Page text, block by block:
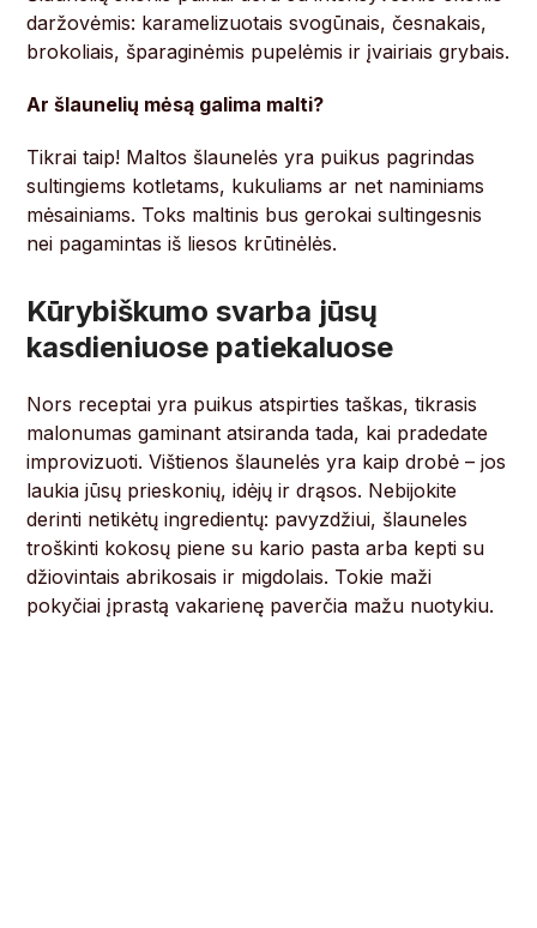
daržovėmis: karamelizuotais svogūnais, česnakais,
brokoliais, šparaginėmis pupelėmis ir įvairiais grybais.
Ar šlaunelių mėsą galima malti?
Tikrai taip! Maltos šlaunelės yra puikus pagrindas
sultingiems kotletams, kukuliams ar net naminiams
mėsainiams. Toks maltinis bus gerokai sultingesnis
nei pagamintas iš liesos krūtinėlės.
Kūrybiškumo svarba jūsų
kasdieniuose patiekaluose
Nors receptai yra puikus atspirties taškas, tikrasis
malonumas gaminant atsiranda tada, kai pradedate
improvizuoti. Vištienos šlaunelės yra kaip drobė – jos
laukia jūsų prieskonių, idėjų ir drąsos. Nebijokite
derinti netikėtų ingredientų: pavyzdžiui, šlauneles
troškinti kokosų piene su kario pasta arba kepti su
džiovintais abrikosais ir migdolais. Tokie maži
pokyčiai įprastą vakarienę paverčia mažu nuotykiu.